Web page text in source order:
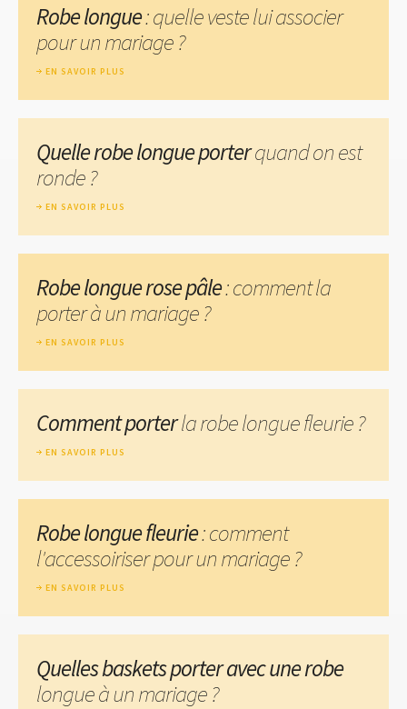
Robe longue: quelle veste lui associer
pour un mariage ?
EN SAVOIR PLUS
Quelle robe longue porterquand on est
ronde ?
EN SAVOIR PLUS
Robe longue rose pâle: comment la
porter à un mariage ?
EN SAVOIR PLUS
Comment porterla robe longue fleurie ?
EN SAVOIR PLUS
Robe longue fleurie: comment
l'accessoiriser pour un mariage ?
EN SAVOIR PLUS
Quelles baskets porter avec une robe
longue à un mariage ?